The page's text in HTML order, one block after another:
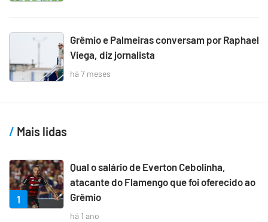
Grêmio e Palmeiras conversam por Raphael
Viega, diz jornalista
há 7 meses
Mais lidas
1
Qual o salário de Everton Cebolinha,
atacante do Flamengo que foi oferecido ao
Grêmio
há 1 ano